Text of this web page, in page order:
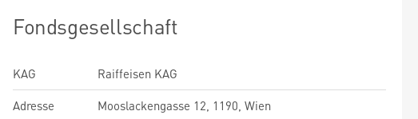
Fondsgesellschaft
KAG
Raiffeisen KAG
Adresse
Mooslackengasse 12, 1190, Wien